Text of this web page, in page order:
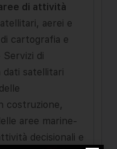
di attività
aerei e
cartografia e
Servizi di
dati satellitari
costruzione,
aree marine-
decisionali e